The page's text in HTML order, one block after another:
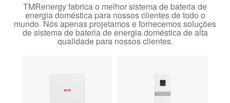
TMRenergy fabrica o melhor sistema de bateria de
energia doméstica para nossos clientes de todo o
mundo. Nós apenas projetamos e fornecemos soluções
de sistema de bateria de energia doméstica de alta
qualidade para nossos clientes.